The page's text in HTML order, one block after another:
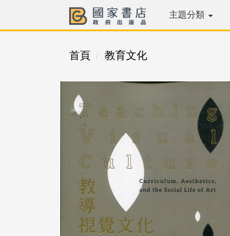
主題分類
首頁 教育文化